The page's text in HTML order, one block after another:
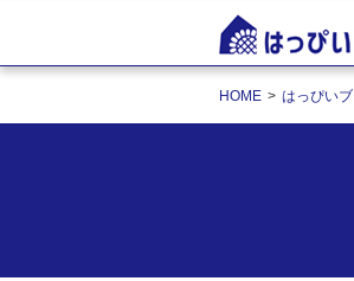
HOME はっぴい